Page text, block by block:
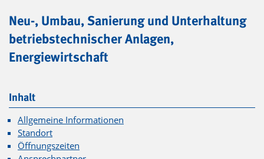
Neu-, Umbau, Sanierung und Unterhaltung
betriebstechnischer Anlagen,
Energiewirtschaft
Inhalt
Allgemeine Informationen
Standort
Öffnungszeiten